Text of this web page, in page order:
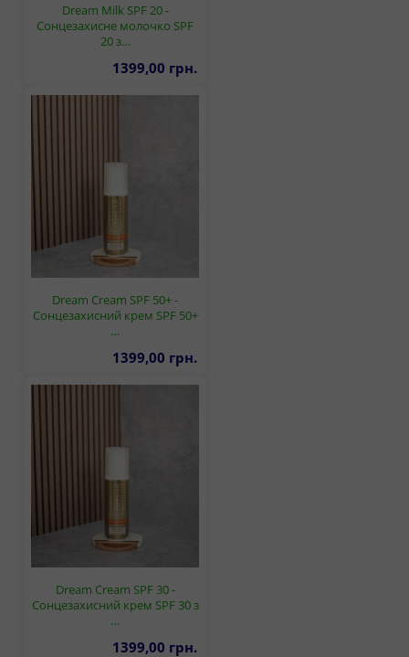
Dream Milk SPF 20 -
Сонцезахисне молочко SPF
20 з…
1399,00 грн.
Dream Cream SPF 50+ -
Сонцезахисний крем SPF 50+
…
1399,00 грн.
Dream Cream SPF 30 -
Сонцезахисний крем SPF 30 з
…
1399,00 грн.